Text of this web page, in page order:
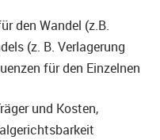
den Wandel (z.B.
(z. B. Verlagerung
für den Einzelnen
und Kosten,